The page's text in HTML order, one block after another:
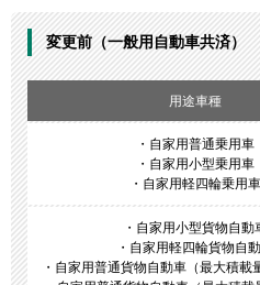
変更前（一般用自動車共済）
用途車種
・自家用普通乗用車
・自家用小型乗用車
・自家用軽四輪乗用車
・自家用小型貨物自動
・自家用軽四輪貨物自
・自家用普通貨物自動車（最大積載